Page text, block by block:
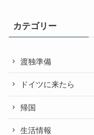
カテゴリー
渡独準備
ドイツに来たら
帰国
生活情報